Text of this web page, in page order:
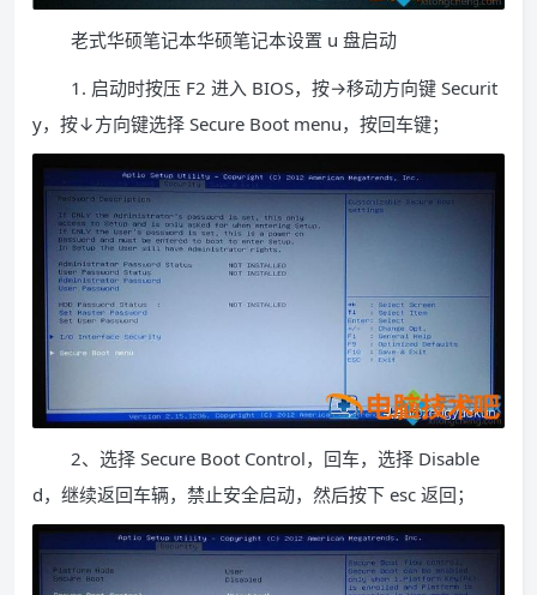
老式华硕笔记本华硕笔记本设置 u 盘启动
1. 启动时按压 F2 进入 BIOS，按→移动方向键 Securit
y，按↓方向键选择 Secure Boot menu，按回车键；
2、选择 Secure Boot Control，回车，选择 Disable
d，继续返回车辆，禁止安全启动，然后按下 esc 返回；